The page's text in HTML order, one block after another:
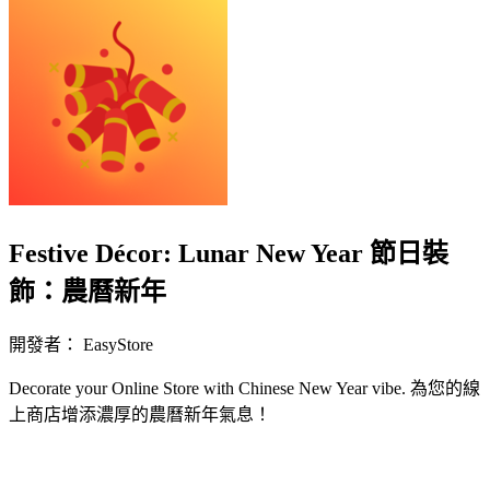
Festive Décor: Lunar New Year 節日裝
飾：農曆新年
開發者： EasyStore
Decorate your Online Store with Chinese New Year vibe. 為您的線
上商店增添濃厚的農曆新年氣息！